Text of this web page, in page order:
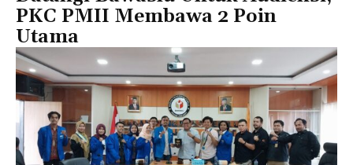
PKC PMII Membawa 2 Poin
Utama